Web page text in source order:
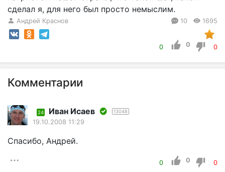
сделал я, для него был просто немыслим.
Андрей Краснов 10 1695
0 0 0
Комментарии
24 Иван Исаев 13048
19.10.2008 11:29
Спасибо, Андрей.
0 0 0